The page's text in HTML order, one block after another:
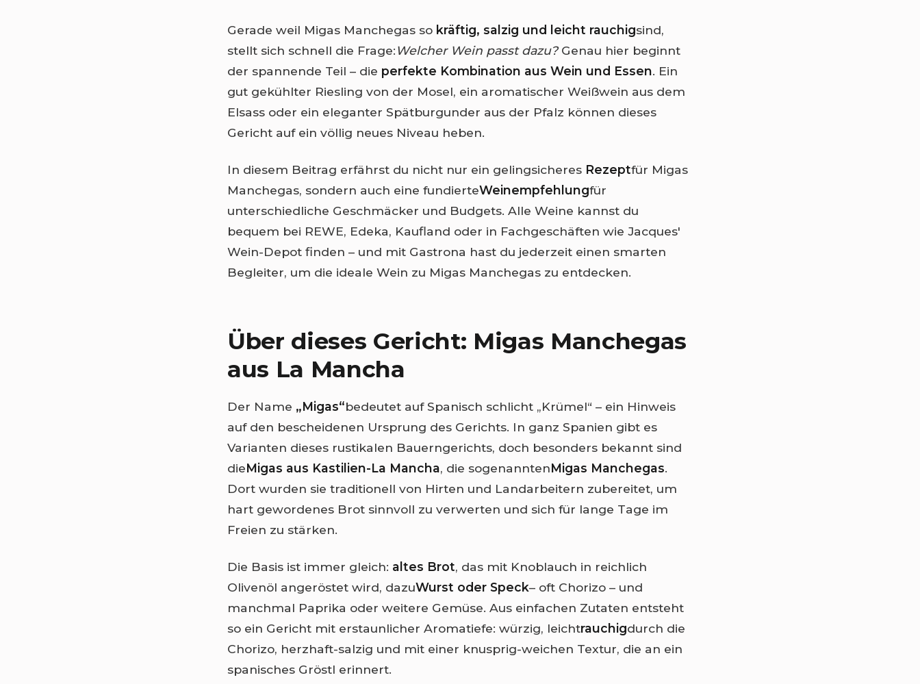
Gerade weil Migas Manchegas so kräftig, salzig und leicht rauchigsind,
stellt sich schnell die Frage:Welcher Wein passt dazu?Genau hier beginnt
der spannende Teil – die perfekte Kombination aus Wein und Essen. Ein
gut gekühlter Riesling von der Mosel, ein aromatischer Weißwein aus dem
Elsass oder ein eleganter Spätburgunder aus der Pfalz können dieses
Gericht auf ein völlig neues Niveau heben.
In diesem Beitrag erfährst du nicht nur ein gelingsicheres Rezeptfür Migas
Manchegas, sondern auch eine fundierteWeinempfehlungfür
unterschiedliche Geschmäcker und Budgets. Alle Weine kannst du
bequem bei REWE, Edeka, Kaufland oder in Fachgeschäften wie Jacques'
Wein-Depot finden – und mit Gastrona hast du jederzeit einen smarten
Begleiter, um die ideale Wein zu Migas Manchegas zu entdecken.
Über dieses Gericht: Migas Manchegas
aus La Mancha
Der Name „Migas“bedeutet auf Spanisch schlicht „Krümel“ – ein Hinweis
auf den bescheidenen Ursprung des Gerichts. In ganz Spanien gibt es
Varianten dieses rustikalen Bauerngerichts, doch besonders bekannt sind
dieMigas aus Kastilien-La Mancha, die sogenanntenMigas Manchegas.
Dort wurden sie traditionell von Hirten und Landarbeitern zubereitet, um
hart gewordenes Brot sinnvoll zu verwerten und sich für lange Tage im
Freien zu stärken.
Die Basis ist immer gleich: altes Brot, das mit Knoblauch in reichlich
Olivenöl angeröstet wird, dazuWurst oder Speck– oft Chorizo – und
manchmal Paprika oder weitere Gemüse. Aus einfachen Zutaten entsteht
so ein Gericht mit erstaunlicher Aromatiefe: würzig, leichtrauchigdurch die
Chorizo, herzhaft-salzig und mit einer knusprig-weichen Textur, die an ein
spanisches Gröstl erinnert.